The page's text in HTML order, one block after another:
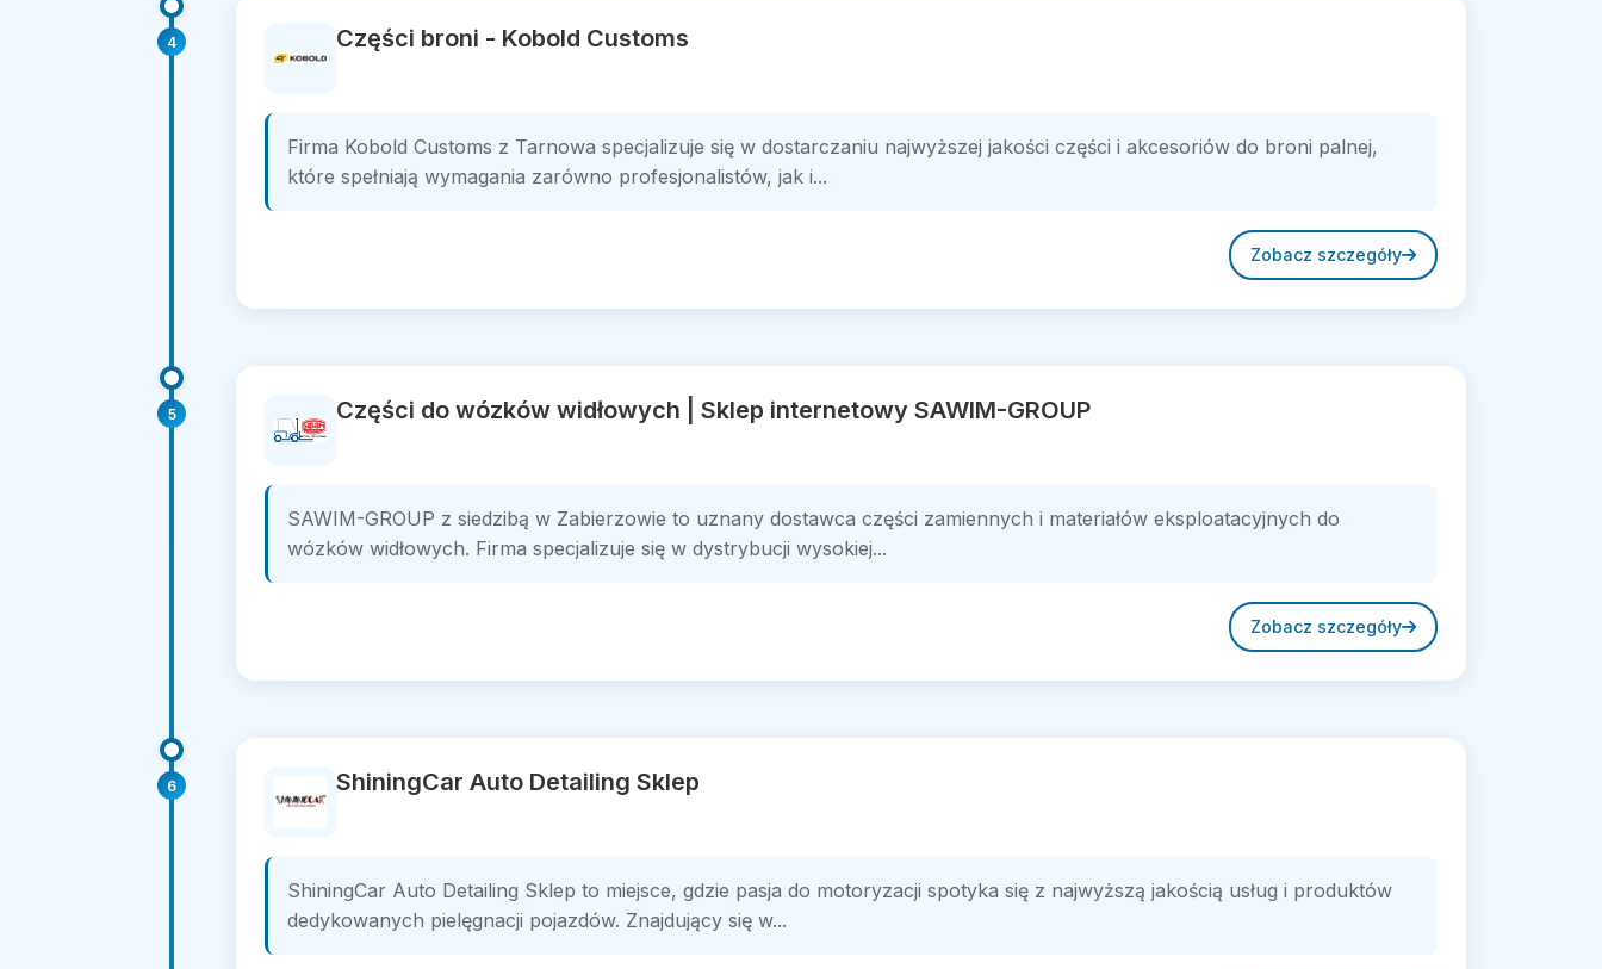
4 Części broni - Kobold Customs
Firma Kobold Customs z Tarnowa specjalizuje się w dostarczaniu najwyższej jakości części i akcesoriów do broni palnej,
które spełniają wymagania zarówno profesjonalistów, jak i...
Zobacz szczegóły
5 Części do wózków widłowych | Sklep internetowy SAWIM-GROUP
SAWIM-GROUP z siedzibą w Zabierzowie to uznany dostawca części zamiennych i materiałów eksploatacyjnych do
wózków widłowych. Firma specjalizuje się w dystrybucji wysokiej...
Zobacz szczegóły
6 ShiningCar Auto Detailing Sklep
ShiningCar Auto Detailing Sklep to miejsce, gdzie pasja do motoryzacji spotyka się z najwyższą jakością usług i produktów
dedykowanych pielęgnacji pojazdów. Znajdujący się w...